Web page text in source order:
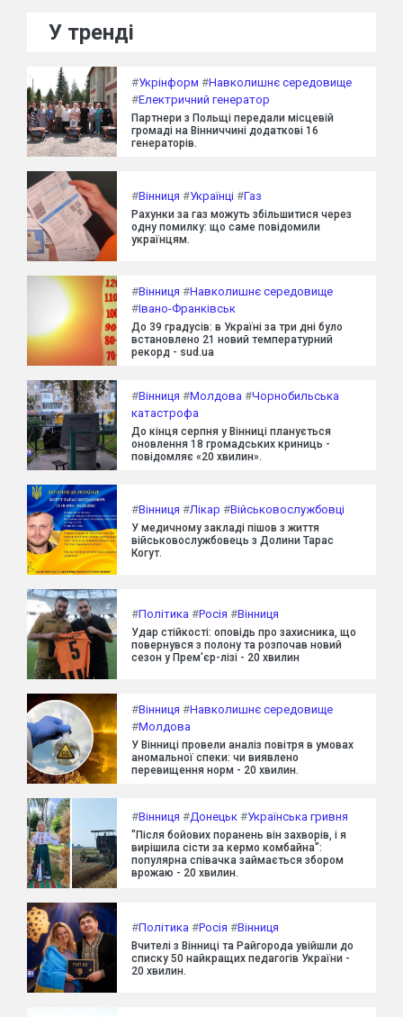
У тренді
#Укрінформ #Навколишнє середовище
#Електричний генератор
Партнери з Польщі передали місцевій
громаді на Вінниччині додаткові 16
генераторів.
#Вінниця #Українці #Газ
Рахунки за газ можуть збільшитися через
одну помилку: що саме повідомили
українцям.
#Вінниця #Навколишнє середовище
#Івано-Франківськ
До 39 градусів: в Україні за три дні було
встановлено 21 новий температурний
рекорд - sud.ua
#Вінниця #Молдова #Чорнобильська
катастрофа
До кінця серпня у Вінниці планується
оновлення 18 громадських криниць -
повідомляє «20 хвилин».
#Вінниця #Лікар #Військовослужбовці
У медичному закладі пішов з життя
військовослужбовець з Долини Тарас
Когут.
#Політика #Росія #Вінниця
Удар стійкості: оповідь про захисника, що
повернувся з полону та розпочав новий
сезон у Прем'єр-лізі - 20 хвилин
#Вінниця #Навколишнє середовище
#Молдова
У Вінниці провели аналіз повітря в умовах
аномальної спеки: чи виявлено
перевищення норм - 20 хвилин.
#Вінниця #Донецьк #Українська гривня
"Після бойових поранень він захворів, і я
вирішила сісти за кермо комбайна":
популярна співачка займається збором
врожаю - 20 хвилин.
#Політика #Росія #Вінниця
Вчителі з Вінниці та Райгорода увійшли до
списку 50 найкращих педагогів України -
20 хвилин.